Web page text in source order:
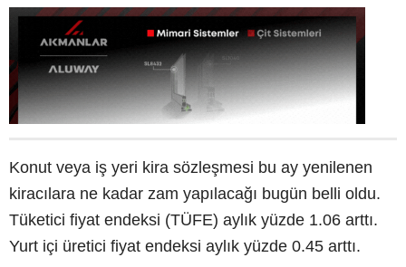
Konut veya iş yeri kira sözleşmesi bu ay yenilenen
kiracılara ne kadar zam yapılacağı bugün belli oldu.
Tüketici fiyat endeksi (TÜFE) aylık yüzde 1.06 arttı.
Yurt içi üretici fiyat endeksi aylık yüzde 0.45 arttı.